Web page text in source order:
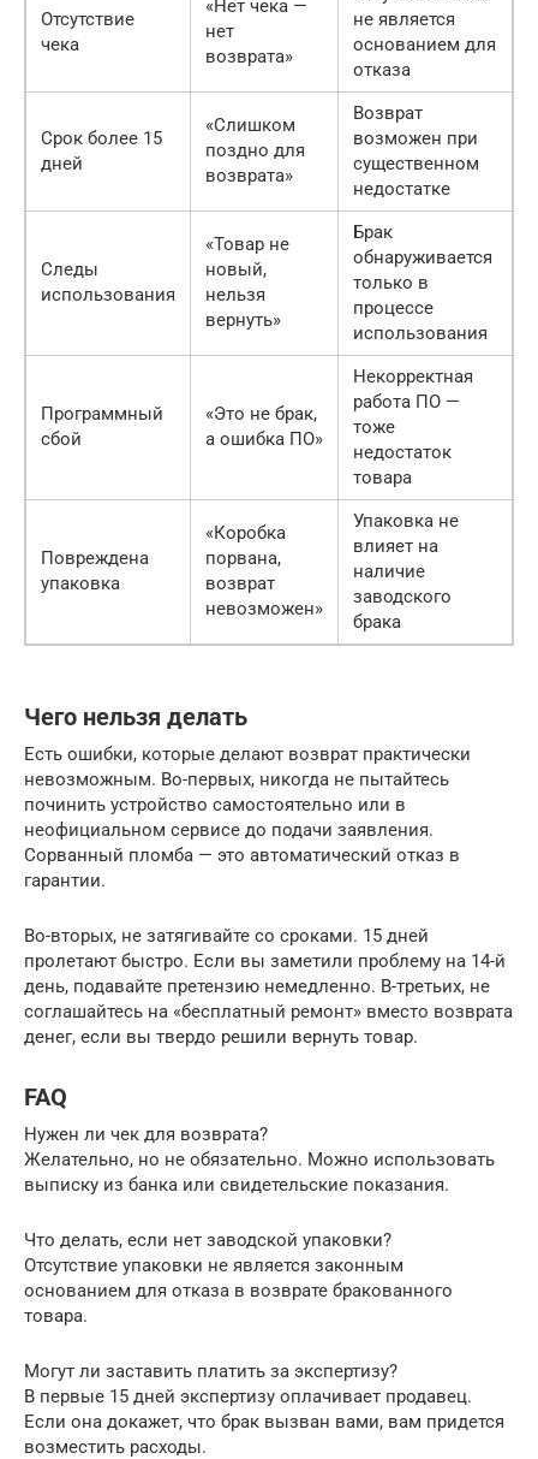
Отсутствие
чека
«Нет чека —
нет
возврата»
не является
основанием для
отказа
Срок более 15
дней
«Слишком
поздно для
возврата»
Возврат
возможен при
существенном
недостатке
Следы
использования
«Товар не
новый,
нельзя
вернуть»
Брак
обнаруживается
только в
процессе
использования
Программный
сбой
«Это не брак,
а ошибка ПО»
Некорректная
работа ПО —
тоже
недостаток
товара
Повреждена
упаковка
«Коробка
порвана,
возврат
невозможен»
Упаковка не
влияет на
наличие
заводского
брака
Чего нельзя делать
Есть ошибки, которые делают возврат практически
невозможным. Во-первых, никогда не пытайтесь
починить устройство самостоятельно или в
неофициальном сервисе до подачи заявления.
Сорванный пломба — это автоматический отказ в
гарантии.
Во-вторых, не затягивайте со сроками. 15 дней
пролетают быстро. Если вы заметили проблему на 14-й
день, подавайте претензию немедленно. В-третьих, не
соглашайтесь на «бесплатный ремонт» вместо возврата
денег, если вы твердо решили вернуть товар.
FAQ
Нужен ли чек для возврата?
Желательно, но не обязательно. Можно использовать
выписку из банка или свидетельские показания.
Что делать, если нет заводской упаковки?
Отсутствие упаковки не является законным
основанием для отказа в возврате бракованного
товара.
Могут ли заставить платить за экспертизу?
В первые 15 дней экспертизу оплачивает продавец.
Если она докажет, что брак вызван вами, вам придется
возместить расходы.